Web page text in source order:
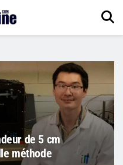
de 5 cm
méthode